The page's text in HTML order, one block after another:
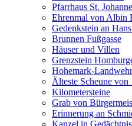
Pfarrhaus St.
Ehrenmal von Albin
Gedenkstein an
Brunnen Fußgasse
Häuser und Villen
Grenzstein
Hohemark-Landwehr
Älteste Scheune von
Kilometersteine
Grab von
Erinnerung an